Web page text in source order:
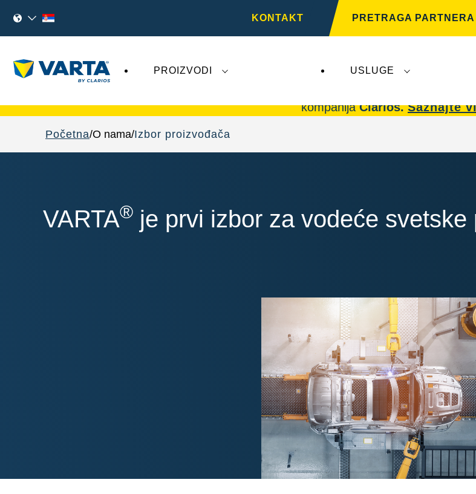
KONTAKT PRETRAGA PARTNERA
PROIZVODI USLUGE
kompanijaClarios.Saznajte
Početna O nama Izbor proizvođača
VARTA® je prvi izbor za vodeće